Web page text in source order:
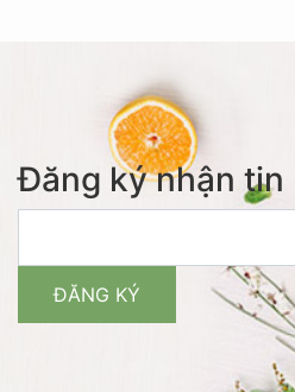
Đăng ký nhận tin